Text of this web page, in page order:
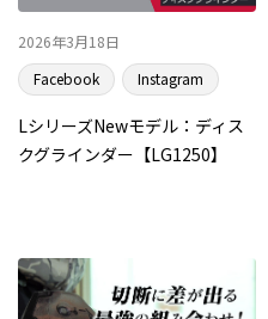
2026年3月18日
Facebook
Instagram
LシリーズNewモデル：ディス
クグラインダー【LG1250】